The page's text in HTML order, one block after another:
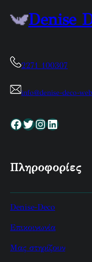
Denise
2271 100307
info@denise-deco-
Facebook Twitter InstagramLinkedin
Πληροφορίες
Denise-Deco
Επικοινωνία
Μας στηρίζουν